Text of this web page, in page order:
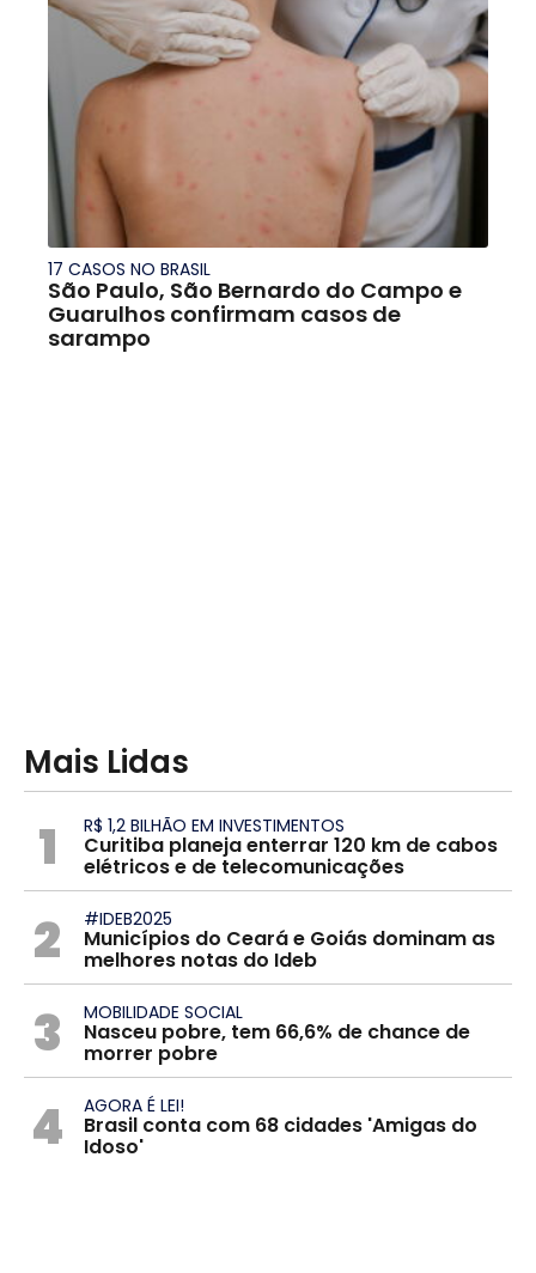
17 CASOS NO BRASIL
São Paulo, São Bernardo do Campo e
Guarulhos confirmam casos de
sarampo
Mais Lidas
1 R$ 1,2 BILHÃO EM INVESTIMENTOS
Curitiba planeja enterrar 120 km de cabos
elétricos e de telecomunicações
2 #IDEB2025
Municípios do Ceará e Goiás dominam as
melhores notas do Ideb
3 MOBILIDADE SOCIAL
Nasceu pobre, tem 66,6% de chance de
morrer pobre
4 AGORA É LEI!
Brasil conta com 68 cidades 'Amigas do
Idoso'